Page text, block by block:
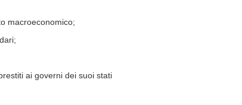
macroeconomico;
ai governi dei suoi stati